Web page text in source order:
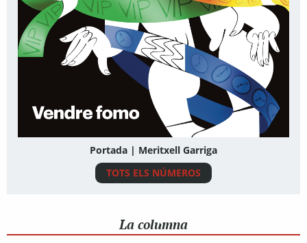
Portada | Meritxell Garriga
TOTS ELS NÚMEROS
La columna